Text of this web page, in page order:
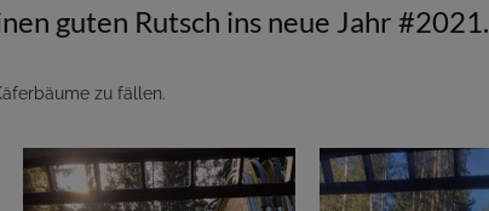
guten Rutsch ins neue Jahr #2021.
zu fällen.